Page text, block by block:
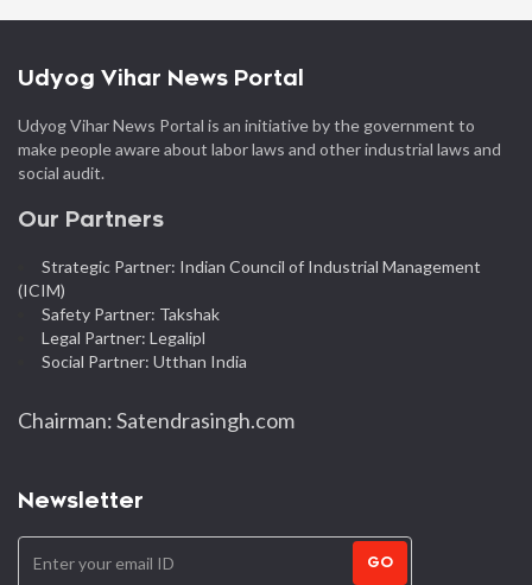
Udyog Vihar News Portal
Udyog Vihar News Portal is an initiative by the government to
make people aware about labor laws and other industrial laws and
social audit.
Our Partners
Strategic Partner: Indian Council of Industrial Management
(ICIM)
Safety Partner: Takshak
Legal Partner: Legalipl
Social Partner: Utthan India
Chairman: Satendrasingh.com
Newsletter
GO